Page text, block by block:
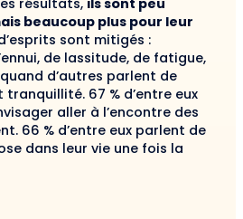
résultats, ils sont peu
beaucoup plus pour leur
sont mitigés :
de lassitude, de fatigue,
d’autres parlent de
67 % d’entre eux
aller à l’encontre des
66 % d’entre eux parlent de
dans leur vie une fois la